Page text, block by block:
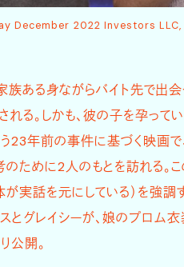
December 2022 Investors
族ある身ながらバイト先で出
る。しかも、彼の子を孕って
年前の事件に基づく映画で
のために2人のもとを訪れる。
が実話を元にしている）を強
とグレイシーが、娘のプロム
公開。